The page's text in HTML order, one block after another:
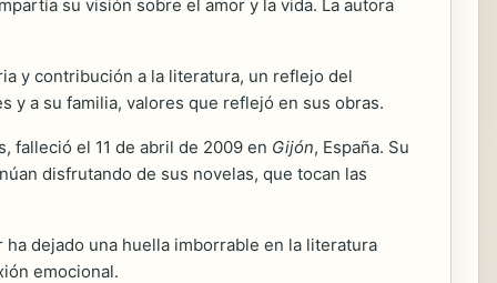
su visión sobre el amor y la vida. La autora
y contribución a la literatura, un reflejo del
y a su familia, valores que reflejó en sus obras.
falleció el 11 de abril de 2009 en Gijón, España. Su
disfrutando de sus novelas, que tocan las
dejado una huella imborrable en la literatura
emocional.